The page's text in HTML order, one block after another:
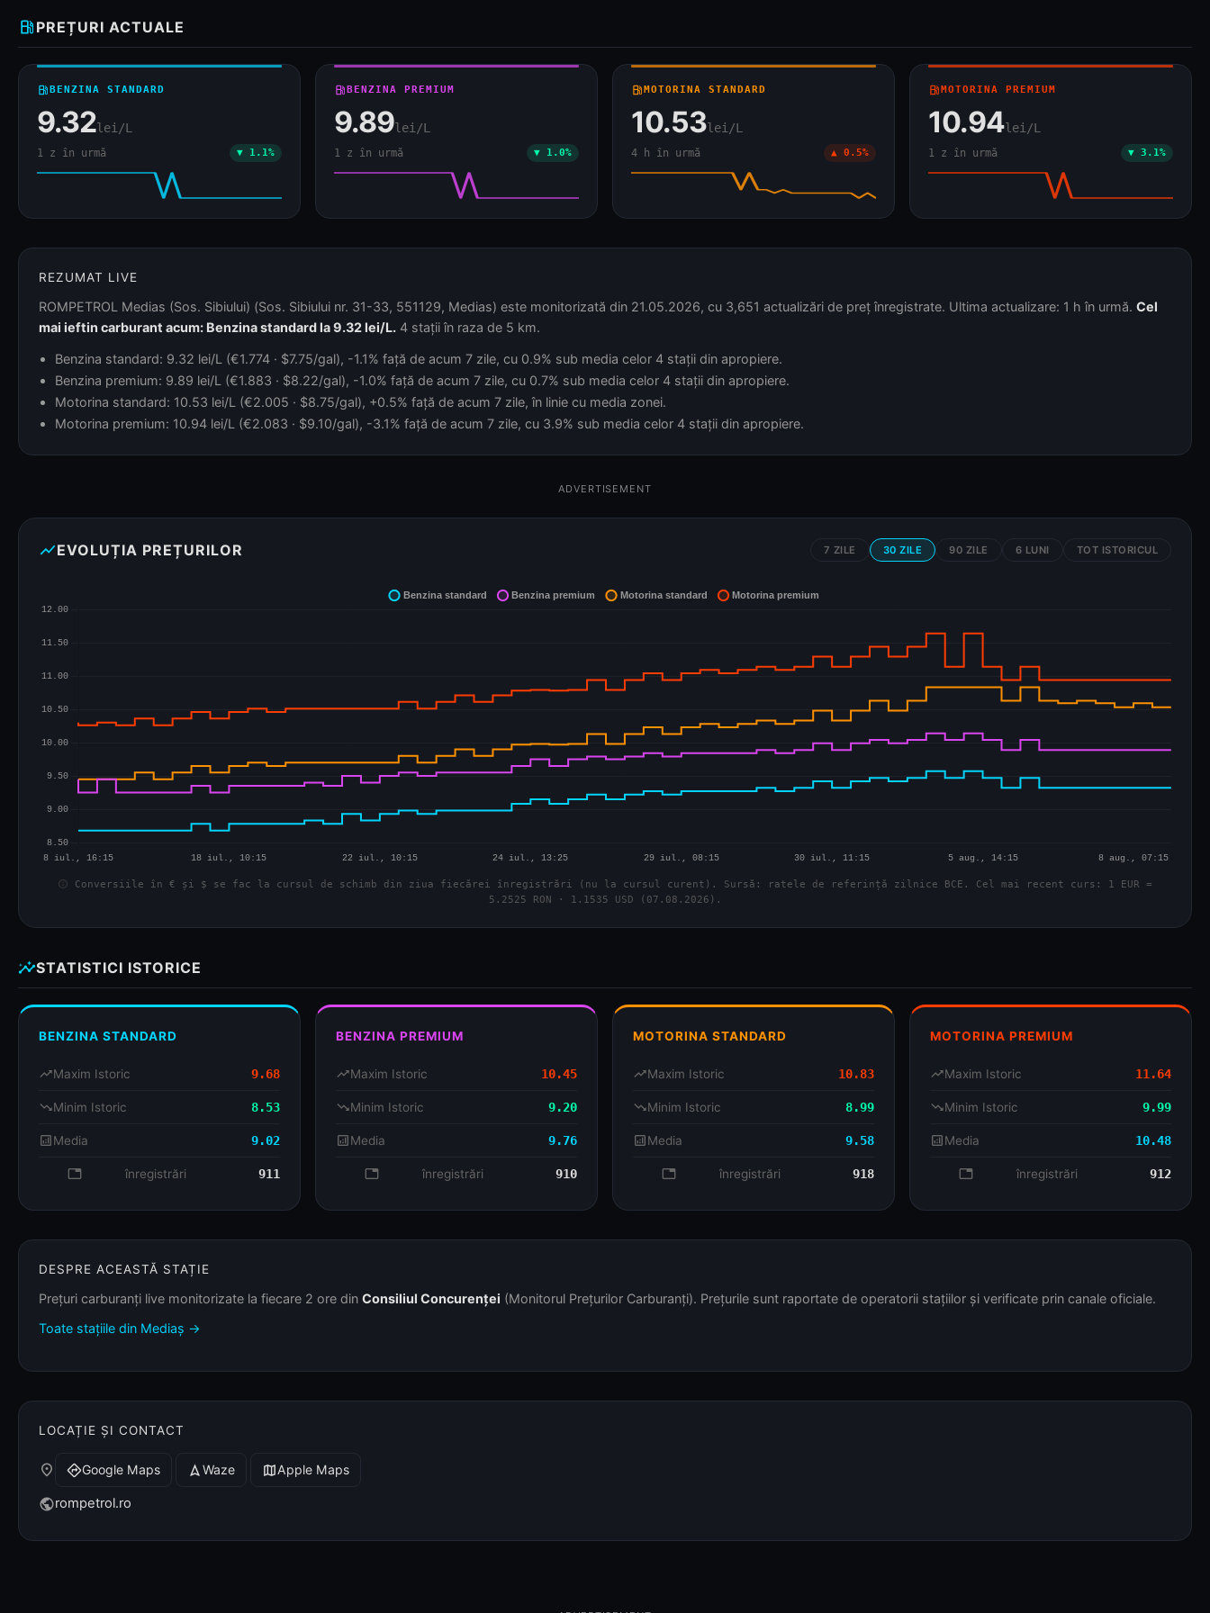
local_gas_station PREȚURI ACTUALE
local_gas_stationBENZINA STANDARD
9.32lei/L
1 z în urmă ▼ 1.1%
local_gas_stationBENZINA PREMIUM
9.89lei/L
1 z în urmă ▼ 1.0%
local_gas_stationMOTORINA STANDARD
10.53lei/L
4 h în urmă ▲ 0.5%
local_gas_stationMOTORINA PREMIUM
10.94lei/L
1 z în urmă ▼ 3.1%
REZUMAT LIVE
ROMPETROL Medias (Sos. Sibiului) (Sos. Sibiului nr. 31-33, 551129, Medias) este monitorizată din 21.05.2026, cu 3,651 actualizări de preț înregistrate. Ultima actualizare: 1 h în urmă. Cel
mai ieftin carburant acum: Benzina standard la 9.32 lei/L. 4 stații în raza de 5 km.
Benzina standard: 9.32 lei/L (€1.774 · $7.75/gal), -1.1% față de acum 7 zile, cu 0.9% sub media celor 4 stații din apropiere.
Benzina premium: 9.89 lei/L (€1.883 · $8.22/gal), -1.0% față de acum 7 zile, cu 0.7% sub media celor 4 stații din apropiere.
Motorina standard: 10.53 lei/L (€2.005 · $8.75/gal), +0.5% față de acum 7 zile, în linie cu media zonei.
Motorina premium: 10.94 lei/L (€2.083 · $9.10/gal), -3.1% față de acum 7 zile, cu 3.9% sub media celor 4 stații din apropiere.
ADVERTISEMENT
show_chartEVOLUȚIA PREȚURILOR 7 ZILE 30 ZILE 90 ZILE 6 LUNI TOT ISTORICUL
info
Conversiile în € și $ se fac la cursul de schimb din ziua fiecărei înregistrări (nu la cursul curent). Sursă: ratele de referință zilnice BCE. Cel mai recent curs: 1 EUR =
5.2525 RON · 1.1535 USD (07.08.2026).
insightsSTATISTICI ISTORICE
BENZINA STANDARD
trending_upMaxim Istoric 9.68
trending_downMinim Istoric 8.53
analyticsMedia 9.02
database înregistrări 911
BENZINA PREMIUM
trending_upMaxim Istoric 10.45
trending_downMinim Istoric 9.20
analyticsMedia 9.76
database înregistrări 910
MOTORINA STANDARD
trending_upMaxim Istoric 10.83
trending_downMinim Istoric 8.99
analyticsMedia 9.58
database înregistrări 918
MOTORINA PREMIUM
trending_upMaxim Istoric 11.64
trending_downMinim Istoric 9.99
analyticsMedia 10.48
database înregistrări 912
DESPRE ACEASTĂ STAȚIE
Prețuri carburanți live monitorizate la fiecare 2 ore din Consiliul Concurenței (Monitorul Prețurilor Carburanți). Prețurile sunt raportate de operatorii stațiilor și verificate prin canale oficiale.
Toate stațiile din Mediaș →
LOCAȚIE ȘI CONTACT
place directionsGoogle Maps navigation Waze mapApple Maps
publicrompetrol.ro